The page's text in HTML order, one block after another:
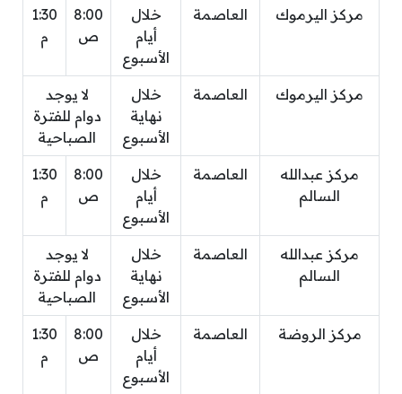
مركز اليرموك العاصمة
خلال
أيام
الأسبوع
8:00
ص
1:30
م
مركز اليرموك العاصمة
خلال
نهاية
الأسبوع
لا يوجد
دوام للفترة
الصباحية
مركز عبدالله
السالم
العاصمة
خلال
أيام
الأسبوع
8:00
ص
1:30
م
مركز عبدالله
السالم
العاصمة
خلال
نهاية
الأسبوع
لا يوجد
دوام للفترة
الصباحية
مركز الروضة العاصمة
خلال
أيام
الأسبوع
8:00
ص
1:30
م